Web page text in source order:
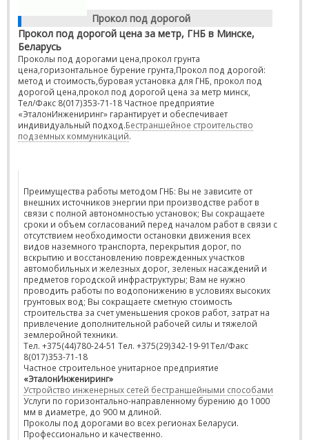
Прокол под дорогой
Прокол под дорогой цена за метр, ГНБ в Минске,
Беларусь
Проколы под дорогами цена,прокол грунта
цена,горизонтальное бурение грунта,Прокол под дорогой:
метод и стоимость,буровая установка для ГНБ, прокол под
дорогой цена,прокол под дорогой цена за метр минск,
Тел/Факс 8(017)353-71-18 Частное предприятие
«ЭталонИнжениринг» гарантирует и обеспечивает
индивидуальный подход.Бестраншейное строительство
подземных коммуникаций.
Преимущества работы методом ГНБ: Вы не зависите от
внешних источников энергии при производстве работ в
связи с полной автономностью установок; Вы сокращаете
сроки и объем согласований перед началом работ в связи с
отсутствием необходимости остановки движения всех
видов наземного транспорта, перекрытия дорог, по
вскрытию и восстановлению поврежденных участков
автомобильных и железных дорог, зеленых насаждений и
предметов городской инфраструктуры; Вам не нужно
проводить работы по водопонижению в условиях высоких
грунтовых вод; Вы сокращаете сметную стоимость
строительства за счет уменьшения сроков работ, затрат на
привлечение дополнительной рабочей силы и тяжелой
землеройной техники.
Тел. +375(44)780-24-51 Тел. +375(29)342-19-91Тел/Факс
8(017)353-71-18
Частное строительное унитарное предприятие
«ЭталонИнжениринг»
Устройство инженерных сетей бестраншейными способами
Услуги по горизонтально-направленному бурению до 1000
мм в диаметре, до 900 м длиной.
Проколы под дорогами во всех регионах Беларуси.
Профессионально и качественно.